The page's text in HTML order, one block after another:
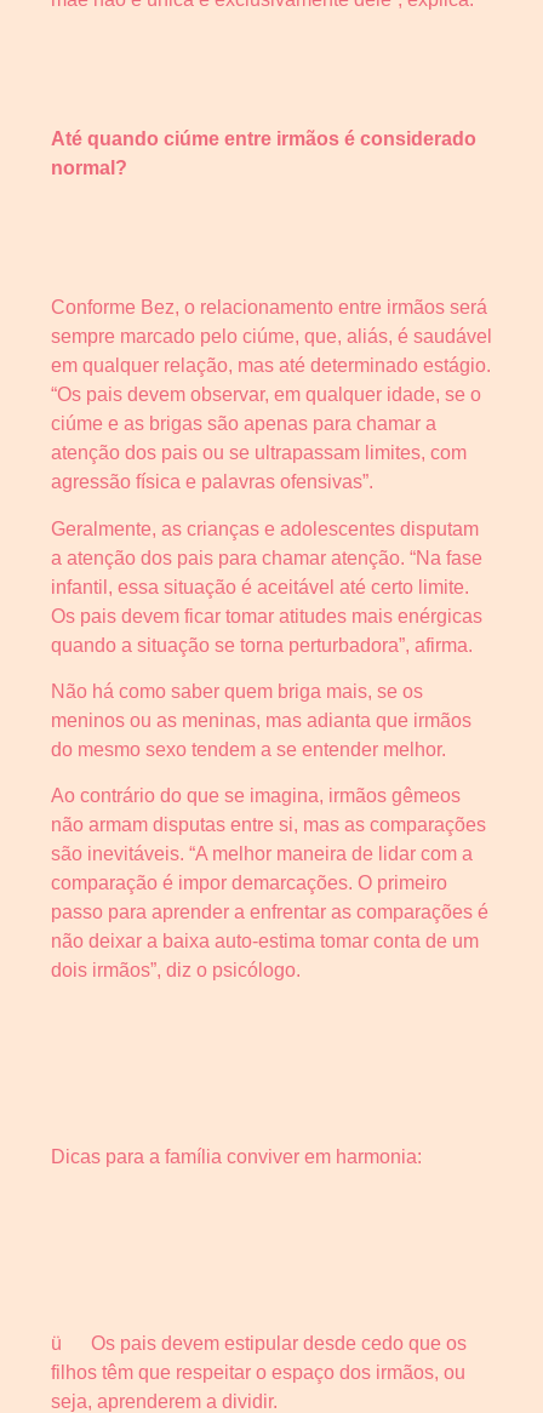
Até quando ciúme entre irmãos é considerado
normal?
Conforme Bez, o relacionamento entre irmãos será
sempre marcado pelo ciúme, que, aliás, é saudável
em qualquer relação, mas até determinado estágio.
“Os pais devem observar, em qualquer idade, se o
ciúme e as brigas são apenas para chamar a
atenção dos pais ou se ultrapassam limites, com
agressão física e palavras ofensivas”.
Geralmente, as crianças e adolescentes disputam
a atenção dos pais para chamar atenção. “Na fase
infantil, essa situação é aceitável até certo limite.
Os pais devem ficar tomar atitudes mais enérgicas
quando a situação se torna perturbadora”, afirma.
Não há como saber quem briga mais, se os
meninos ou as meninas, mas adianta que irmãos
do mesmo sexo tendem a se entender melhor.
Ao contrário do que se imagina, irmãos gêmeos
não armam disputas entre si, mas as comparações
são inevitáveis. “A melhor maneira de lidar com a
comparação é impor demarcações. O primeiro
passo para aprender a enfrentar as comparações é
não deixar a baixa auto-estima tomar conta de um
dois irmãos”, diz o psicólogo.
Dicas para a família conviver em harmonia:
ü Os pais devem estipular desde cedo que os
filhos têm que respeitar o espaço dos irmãos, ou
seja, aprenderem a dividir.